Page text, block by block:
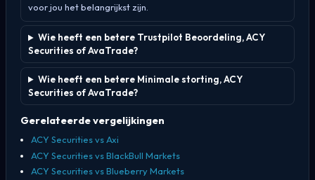
voor jou het belangrijkst zijn.
Wie heeft een betere Trustpilot Beoordeling, ACY
Securities of AvaTrade?
Wie heeft een betere Minimale storting, ACY
Securities of AvaTrade?
Gerelateerde vergelijkingen
ACY Securities vs Axi
ACY Securities vs BlackBull Markets
ACY Securities vs Blueberry Markets